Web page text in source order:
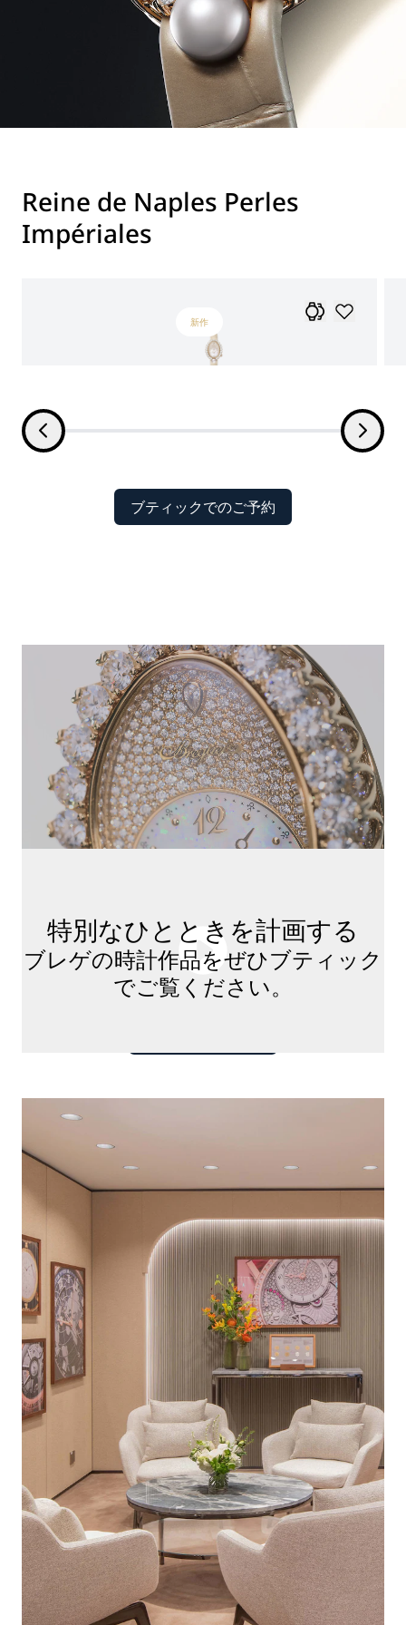
Reine de Naples Perles
Impériales
新作
ブティックでのご予約
特別なひとときを計画する
ブレゲの時計作品をぜひブティック
でご覧ください。